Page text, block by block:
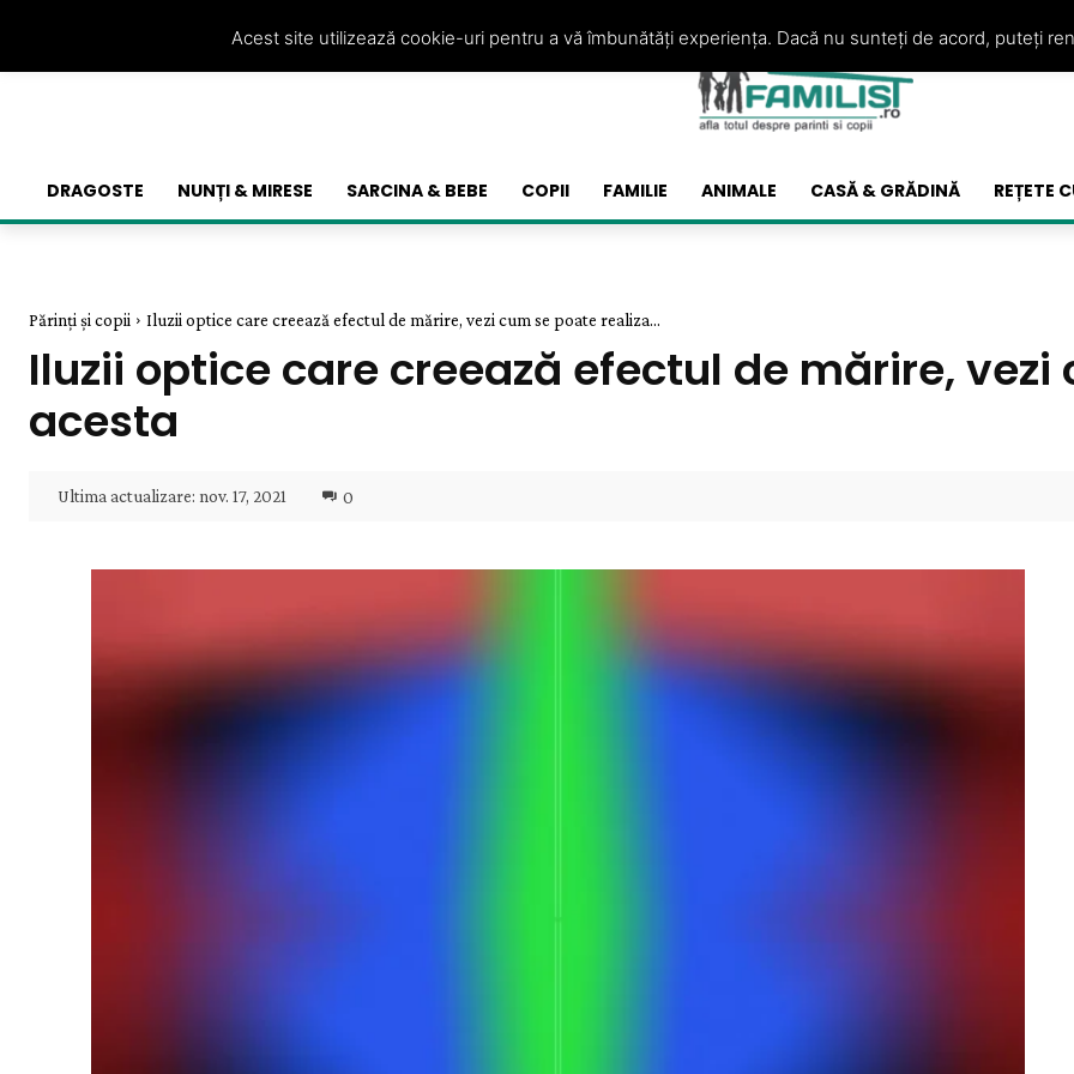
DRAGOSTE NUNȚI & MIRESE SARCINA & BEBE COPII FAMILIE ANIMALE CASĂ & GRĂDINĂ REȚETE
Părinți și copii Iluzii optice care creează efectul de mărire, vezi cum se poate realiza...
Iluzii optice care creează efectul de mărire, vezi
acesta
Ultima actualizare: nov. 17, 2021 0
Acest site utilizează cookie-uri pentru a vă îmbunătăți experiența. Dacă nu sunteți de acord, puteți